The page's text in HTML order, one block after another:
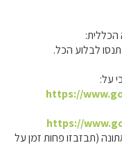
לבלוע הכל.
על:
https://
https://
(תבזבזו פחות זמן על